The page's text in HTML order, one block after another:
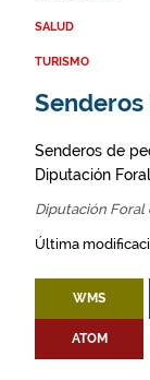
SALUD
TURISMO
Senderos
Senderos de
Diputación
Diputación Foral
Última
WMS
ATOM